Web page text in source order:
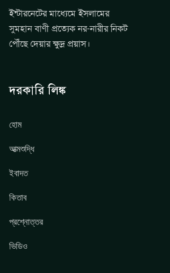
ইন্টারনেটের মাধ্যেমে ইসলামের
সুমহান বাণী প্রত্যেক নর-নারীর নিকট
পৌঁছে দেয়ার ক্ষুদ্র প্রয়াস।
দরকারি লিঙ্ক
হোম
আত্মশুদ্ধি
ইবাদত
কিতাব
প্রশ্নোত্তর
ভিডিও